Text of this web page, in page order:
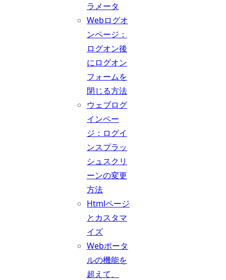
ラメータ
Webログオ
ンページ：
ログオン後
にログオン
フォームを
閉じる方法
ウェブログ
インペー
ジ：ログイ
ンスプラッ
シュスクリ
ーンの変更
方法
Htmlページ
とカスタマ
イズ
Webポータ
ルの機能を
超えて、